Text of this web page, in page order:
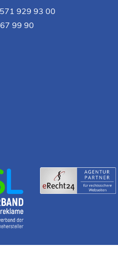
929 93 00
99 90
Inhalt.